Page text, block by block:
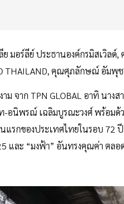
มอร์ลีย์ ประธานองค์กรมิสเวิลด์
THAILAND, คุณศุภลักษณ์ อัม
ม จาก TPN GLOBAL อาทิ นา
อนิพรณ์ เฉลิมบูรณะวงศ์ พร้อม
แรกของประเทศไทยในรอบ 72
และ “มงฟ้า” อันทรงคุณค่า ตลอ